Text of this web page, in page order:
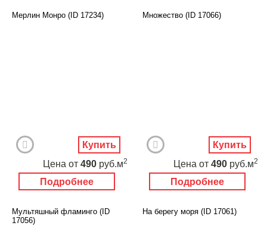
Мерлин Монро (ID 17234)
Подробнее
Цена от 490 руб.м2
Купить
Множество (ID 17066)
Подробнее
Цена от 490 руб.м2
Купить
Мультяшный фламинго (ID
17056)
На берегу моря (ID 17061)